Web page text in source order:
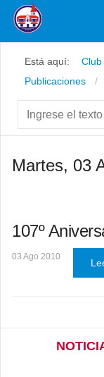
Está aquí:
Publicaciones
Martes, 03
107º
03 Ago 2010